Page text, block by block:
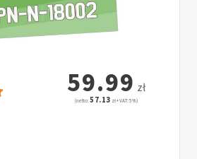
59.99 zł
(netto:57.13 zł + VAT: 5%)